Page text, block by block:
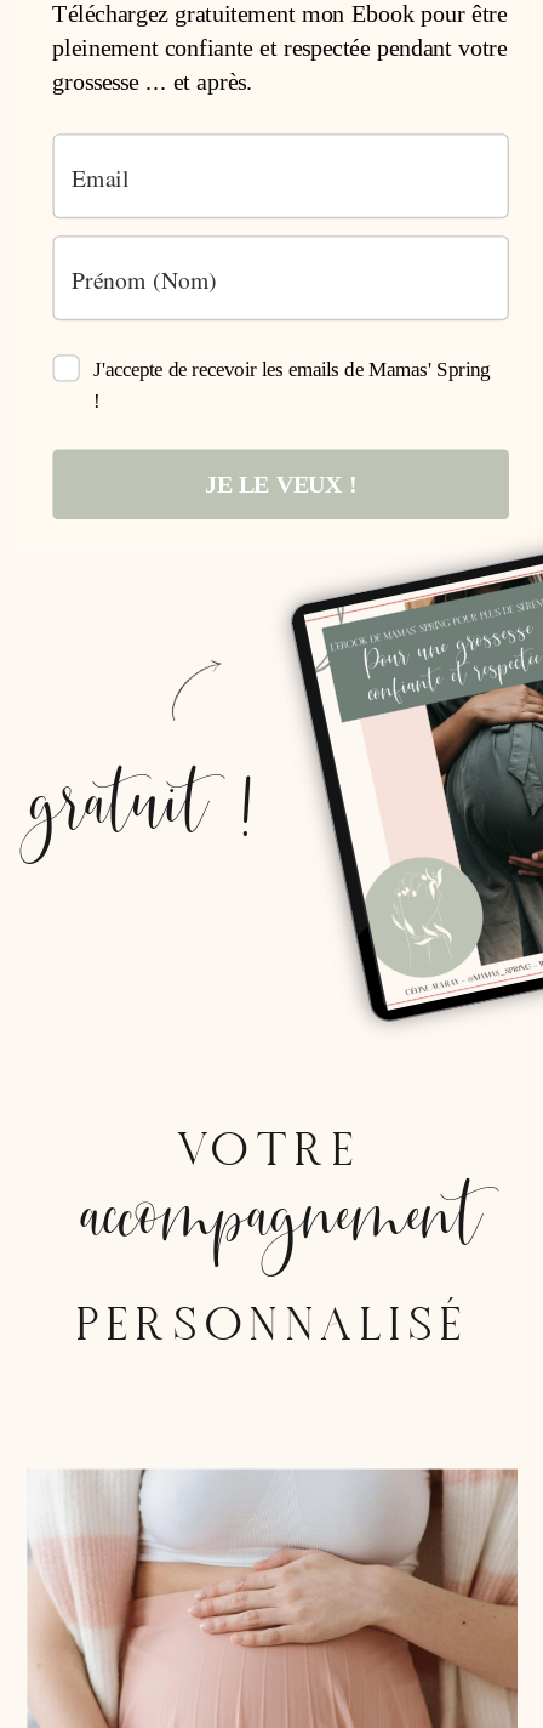
Téléchargez gratuitement mon Ebook pour être
pleinement confiante et respectée pendant votre
grossesse ... et après.
J'accepte de recevoir les emails de Mamas' Spring
!
JE LE VEUX !
gratuit !
VOTRE
accompagnement
PERSONNALISÉ